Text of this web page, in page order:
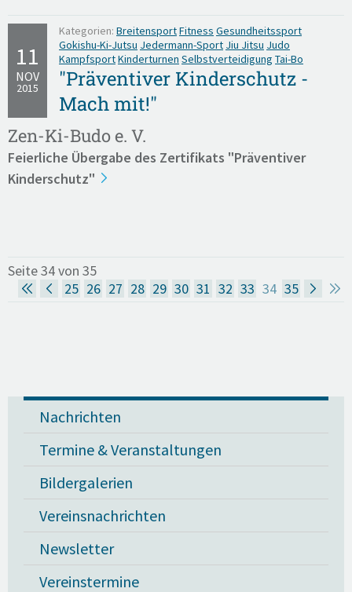
11
NOV
2015
Kategorien: BreitensportFitness Gesundheitssport
Gokishu-Ki-Jutsu Jedermann-Sport Jiu Jitsu Judo
KampfsportKinderturnen Selbstverteidigung Tai-Bo
"Präventiver Kinderschutz -
Mach mit!"
Zen-Ki-Budo e. V.
Feierliche Übergabe des Zertifikats "Präventiver
Kinderschutz"
Seite 34 von 35
25 26 27 28 29 30 31 32 33 34 35
Nachrichten
Termine & Veranstaltungen
Bildergalerien
Vereinsnachrichten
Newsletter
Vereinstermine